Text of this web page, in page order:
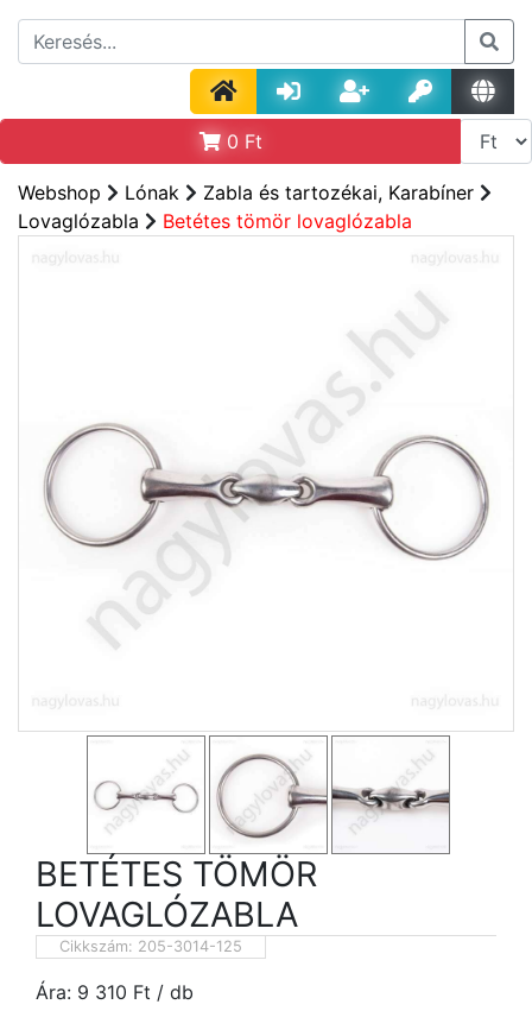
0 Ft
Webshop Lónak
Zabla és tartozékai, Karabíner
Lovaglózabla
Betétes tömör lovaglózabla
BETÉTES TÖMÖR
LOVAGLÓZABLA
Cikkszám: 205-3014-125
Ára: 9 310 Ft / db